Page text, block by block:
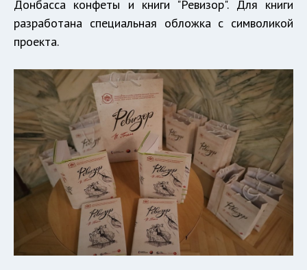
Донбасса конфеты и книги "Ревизор". Для книги
разработана специальная обложка с символикой
проекта.